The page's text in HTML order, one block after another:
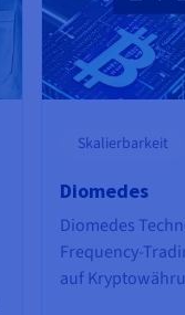
Skalierbarkeit
Diomedes
Diomedes
Frequency-
auf